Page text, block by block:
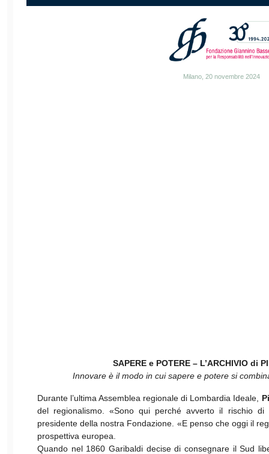
Milano, 20 novembre 2024
SAPERE e POTERE – L’ARCHIVIO di
Innovare è il modo in cui sapere e potere si
Durante l’ultima Assemblea regionale di Lombardia Ideale,
del regionalismo. «Sono qui perché avverto il rischio
presidente della nostra Fondazione. «E penso che oggi il
prospettiva europea.
Quando nel 1860 Garibaldi decise di consegnare il Sud